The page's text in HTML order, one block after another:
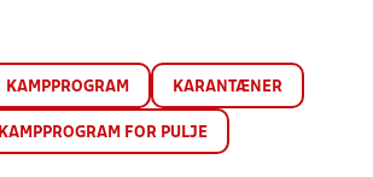
KAMPPROGRAM KARANTÆNER
KAMPPROGRAM FOR PULJE